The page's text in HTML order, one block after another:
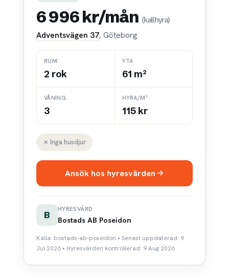
6 996 kr/mån (kallhyra)
Adventsvägen 37, Göteborg
RUM
2 rok
YTA
61 m²
VÅNING
3
HYRA/M²
115 kr
✗ Inga husdjur
Ansök hos hyresvärden
B
HYRESVÄRD
Bostads AB Poseidon
Källa: bostads-ab-poseidon • Senast uppdaterad: 9
Jul 2026 • Hyresvärden kontrollerad: 9 Aug 2026